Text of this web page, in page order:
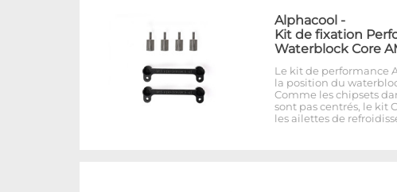
Alphacool -
Kit de fixation
Waterblock Core
Le kit de performance
la position du
Comme les chipsets
sont pas centrés, le kit
les ailettes de